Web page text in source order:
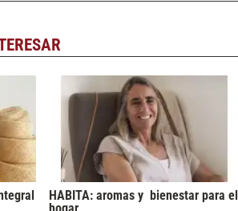
HABITA: aromas y bienestar para el